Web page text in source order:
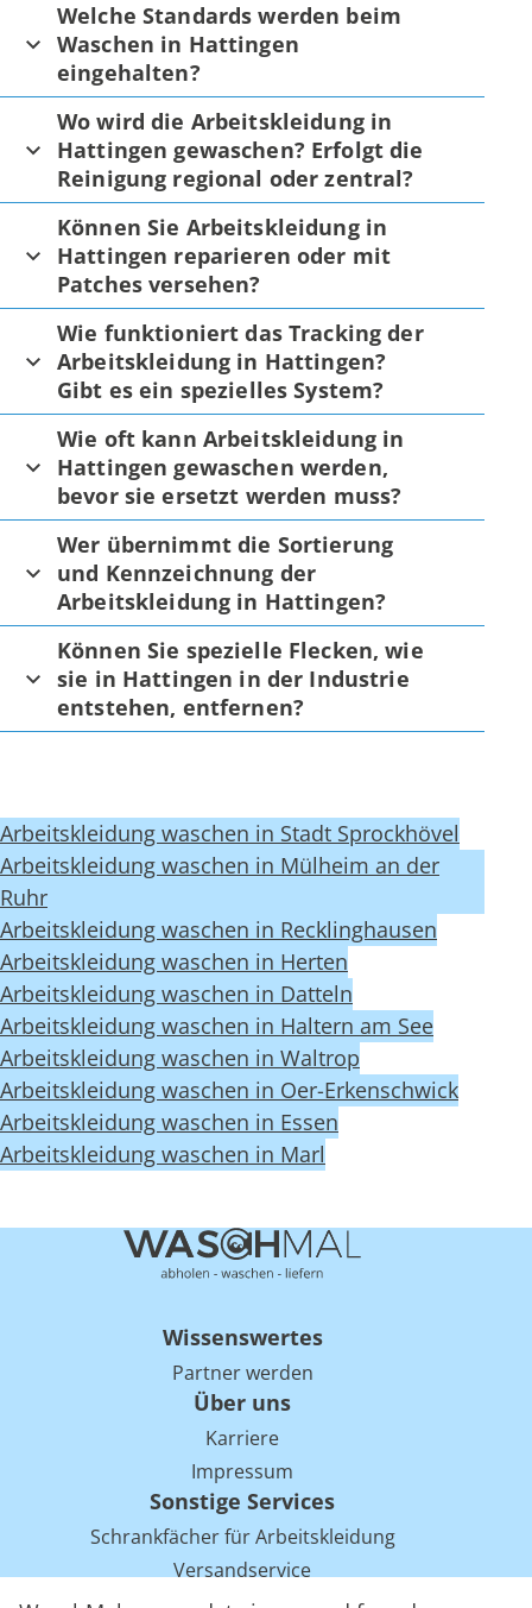
Welche Standards werden beim
Waschen in Hattingen
eingehalten?
Wo wird die Arbeitskleidung in
Hattingen gewaschen? Erfolgt die
Reinigung regional oder zentral?
Können Sie Arbeitskleidung in
Hattingen reparieren oder mit
Patches versehen?
Wie funktioniert das Tracking der
Arbeitskleidung in Hattingen?
Gibt es ein spezielles System?
Wie oft kann Arbeitskleidung in
Hattingen gewaschen werden,
bevor sie ersetzt werden muss?
Wer übernimmt die Sortierung
und Kennzeichnung der
Arbeitskleidung in Hattingen?
Können Sie spezielle Flecken, wie
sie in Hattingen in der Industrie
entstehen, entfernen?
Arbeitskleidung waschen in Stadt Sprockhövel
Arbeitskleidung waschen in Mülheim an der
Ruhr
Arbeitskleidung waschen in Recklinghausen
Arbeitskleidung waschen in Herten
Arbeitskleidung waschen in Datteln
Arbeitskleidung waschen in Haltern am See
Arbeitskleidung waschen in Waltrop
Arbeitskleidung waschen in Oer-Erkenschwick
Arbeitskleidung waschen in Essen
Arbeitskleidung waschen in Marl
Wissenswertes
Partner werden
Über uns
Karriere
Impressum
Sonstige Services
Schrankfächer für Arbeitskleidung
Versandservice